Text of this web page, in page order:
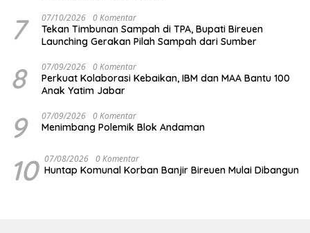
7 07/10/2026 0 Komentar
Tekan Timbunan Sampah di TPA, Bupati Bireuen
Launching Gerakan Pilah Sampah dari Sumber
8 07/09/2026 0 Komentar
Perkuat Kolaborasi Kebaikan, IBM dan MAA Bantu 100
Anak Yatim Jabar
9 07/09/2026 0 Komentar
Menimbang Polemik Blok Andaman
10 07/08/2026 0 Komentar
Huntap Komunal Korban Banjir Bireuen Mulai Dibangun